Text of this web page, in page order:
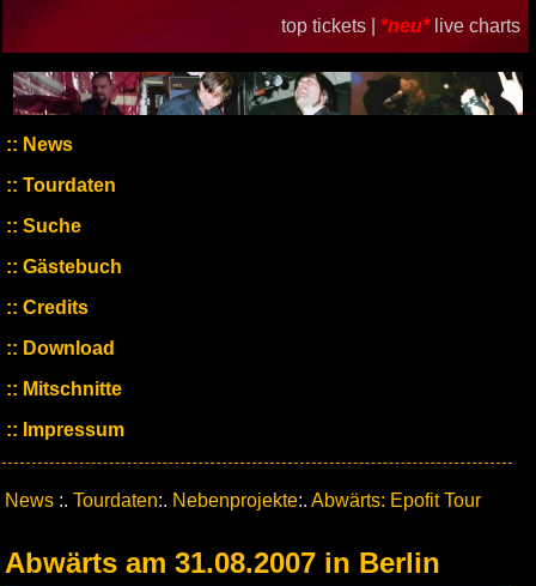
top tickets | *neu* live charts
News
Tourdaten
Suche
Gästebuch
Credits
Download
Mitschnitte
Impressum
News :. Tourdaten:. Nebenprojekte:. Abwärts: Epofit Tour
Abwärts am 31.08.2007 in Berlin